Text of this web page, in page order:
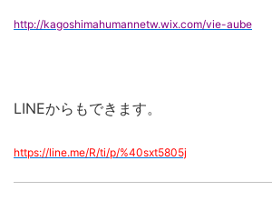
http://kagoshimahumannetw.wix.com/vie-aube
LINEからもできます。
https://line.me/R/ti/p/%40sxt5805j